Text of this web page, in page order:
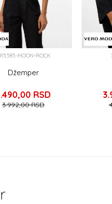
MOON-ROCK
Džemper
RSD
3.992,00RSD